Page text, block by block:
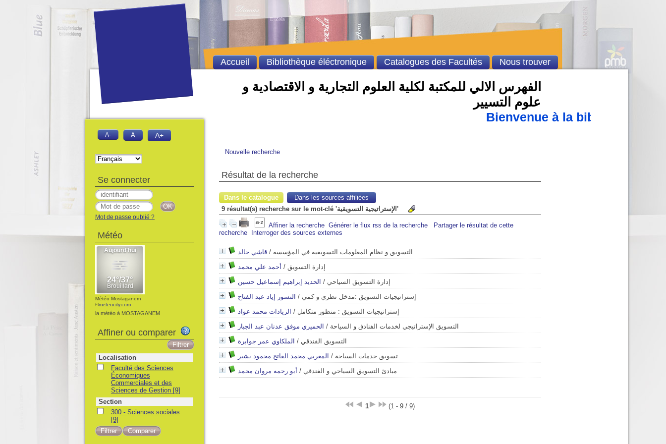
الفهرس الالي للمكتبة لكلية العلوم التجارية و الاقتصادية و
علوم التسيير
Bienvenue à la bibliothèque
Nouvelle recherche
Résultat de la recherche
Dans le catalogue
Dans les sources affiliées
9 résultat(s) recherche sur le mot-clé 'الإستراتيجية التسويقية'
Affiner la recherche Générer le flux rss de la recherche
Partager le résultat de cette
recherche
Interroger des sources externes
التسويق و نظام المعلومات التسويقية في المؤسسة / قاشي خالد
إدارة التسويق / أحمد علي محمد
إدارة التسويق السياحي / الحديد إبراهيم إسماعيل حسين
إستراتيجيات التسويق :مدخل نظري و كمي / النسور إياد عبد الفتاح
إستراتيجيات التسويق : منظور متكامل / الزيادات محمد عواد
التسويق الإستراتيجي لخدمات الفنادق و السياحة / الحميري موفق عدنان عبد الجبار
التسويق الفندقي / الملكاوي عمر جوابرة
تسويق خدمات السياحة / المغربي محمد الفاتح محمود بشير
مبادئ التسويق السياحي و الفندقي / أبو رحمه مروان محمد
1 (1 - 9 / 9)
Accueil Bibliothèque éléctronique Catalogues des Facultés Nous trouver
A- A A+
Se connecter
Mot de passe oublié ?
Météo
Météo Mostaganem
©meteocity.com
la météo à MOSTAGANEM
Affiner ou comparer
Localisation
Faculté des Sciences
Économiques
Commerciales et des
Sciences de Gestion [9]
Section
300 - Sciences sociales
[9]